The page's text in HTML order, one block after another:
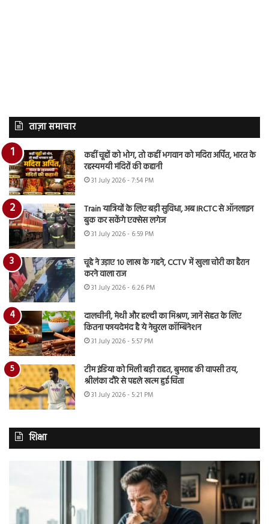
ताज़ा समाचार
कहीं चूहों को भोग, तो कहीं भगवान को मदिरा अर्पित, भारत के
रहस्यमयी मंदिरों की कहानी
31 July 2026 - 7:54 PM
Train यात्रियों के लिए बड़ी सुविधा, अब IRCTC से ऑनलाइन
बुक कर सकेंगे एक्सेस लगेज
31 July 2026 - 6:59 PM
चूहे ने उड़ाए 10 लाख के गहने, CCTV में खुला चोरी का हैरान
करने वाला राज
31 July 2026 - 6:26 PM
दालचीनी, मेथी और हल्दी का मिश्रण, जानें सेहत के लिए
कितना फायदेमंद है ये नेचुरल कॉम्बिनेशन
31 July 2026 - 5:57 PM
टीम इंडिया को मिली बड़ी राहत, बुमराह की वापसी तय,
श्रीलंका दौरे से पहले खत्म हुई चिंता
31 July 2026 - 5:21 PM
शिक्षा